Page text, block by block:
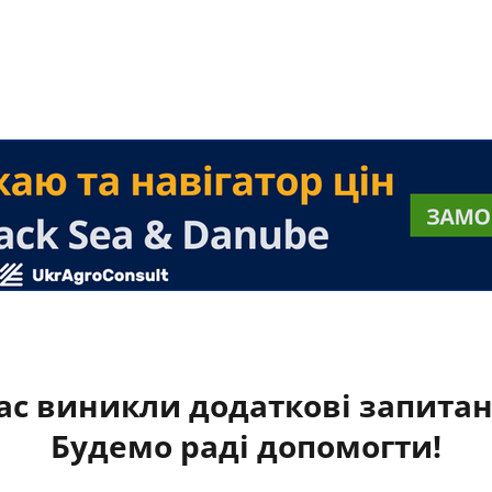
виникли додаткові
Будемо раді допомогти!